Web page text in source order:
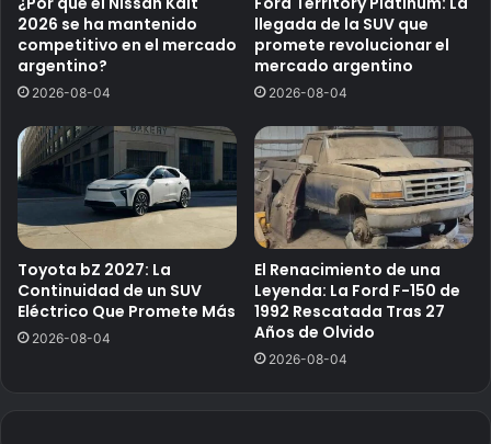
2026 se ha mantenido
competitivo en el mercado
argentino?
2026-08-04
llegada de la SUV que
promete revolucionar el
mercado argentino
2026-08-04
Toyota bZ 2027: La
Continuidad de un SUV
Eléctrico Que Promete Más
2026-08-04
El Renacimiento de una
Leyenda: La Ford F-150 de
1992 Rescatada Tras 27
Años de Olvido
2026-08-04